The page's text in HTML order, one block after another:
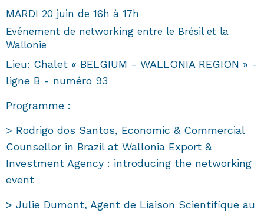
MARDI 20 juin de 16h à 17h
Evénement de networking entre le Brésil et la
Wallonie
Lieu: Chalet « BELGIUM - WALLONIA REGION » -
ligne B - numéro 93
Programme :
> Rodrigo dos Santos, Economic & Commercial
Counsellor in Brazil at Wallonia Export &
Investment Agency : introducing the networking
event
> Julie Dumont, Agent de Liaison Scientifique au